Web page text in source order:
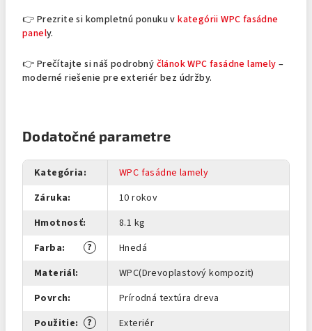
👉 Prezrite si kompletnú ponuku vkategórii WPC fasádne
panely.
👉 Prečítajte si náš podrobný článok WPC fasádne lamely–
moderné riešenie pre exteriér bez údržby.
Dodatočné parametre
Kategória:
WPC fasádne lamely
Záruka:
10 rokov
Hmotnosť:
8.1 kg
?
Farba:
Hnedá
Materiál:
WPC(Drevoplastový kompozit)
Povrch:
Prírodná textúra dreva
?
Použitie: Exteriér